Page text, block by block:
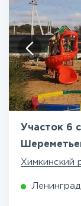
Участок 6
Химкинский